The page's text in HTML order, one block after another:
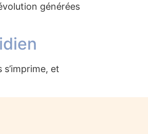
générées
et